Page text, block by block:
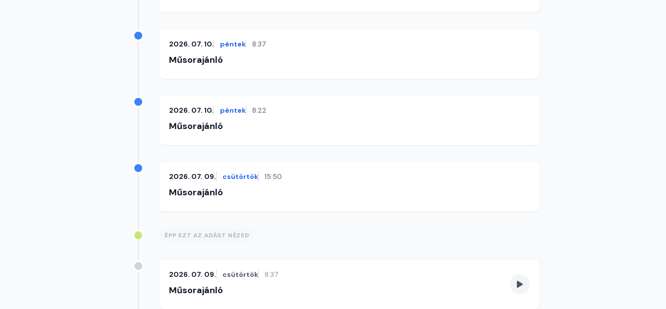
2026. 07. 10. péntek 8:37
Műsorajánló
2026. 07. 10. péntek 8:22
Műsorajánló
2026. 07. 09. csütörtök 15:50
Műsorajánló
ÉPP EZT AZ ADÁST NÉZED
2026. 07. 09. csütörtök 8:37
Műsorajánló